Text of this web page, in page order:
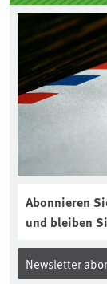
Abonnieren
und bleiben
Newsletter